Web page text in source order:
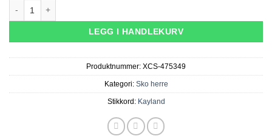
LEGG I HANDLEKURV
Produktnummer: XCS-475349
Kategori: Sko herre
Stikkord: Kayland